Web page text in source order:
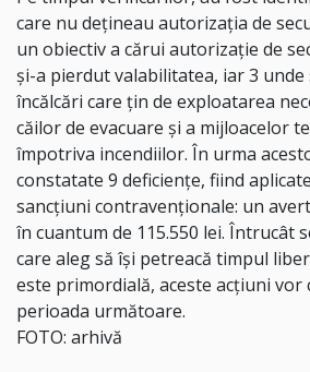
care nu dețineau autorizația de
un obiectiv a cărui autorizație de
și-a pierdut valabilitatea, iar 3
încălcări care țin de exploatarea
căilor de evacuare și a mijloacelor
împotriva incendiilor. În urma
constatate 9 deficiențe, fiind
sancțiuni contravenționale: un
în cuantum de 115.550 lei. Întrucât
care aleg să își petreacă timpul
este primordială, aceste acțiuni vor
perioada următoare.
FOTO: arhivă